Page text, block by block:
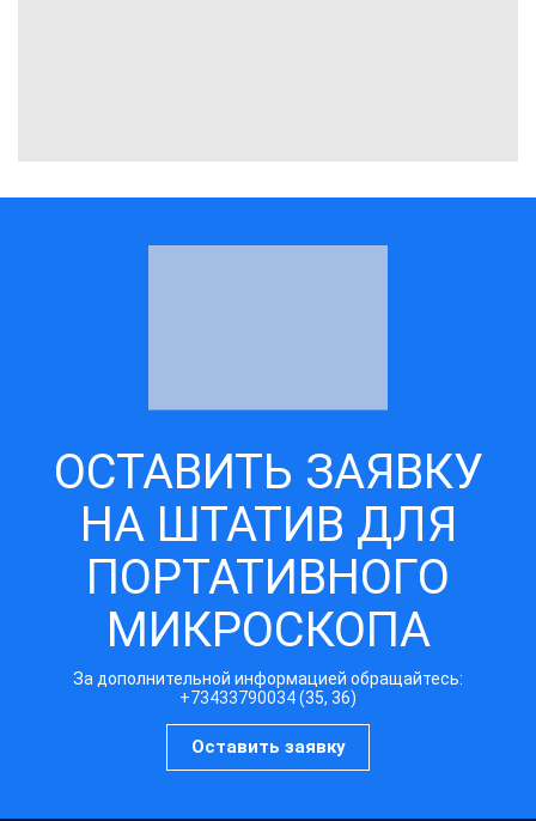
ОСТАВИТЬ ЗАЯВКУ
НА ШТАТИВ ДЛЯ
ПОРТАТИВНОГО
МИКРОСКОПА
За дополнительной информацией обращайтесь:
+73433790034(35, 36)
Оставить заявку